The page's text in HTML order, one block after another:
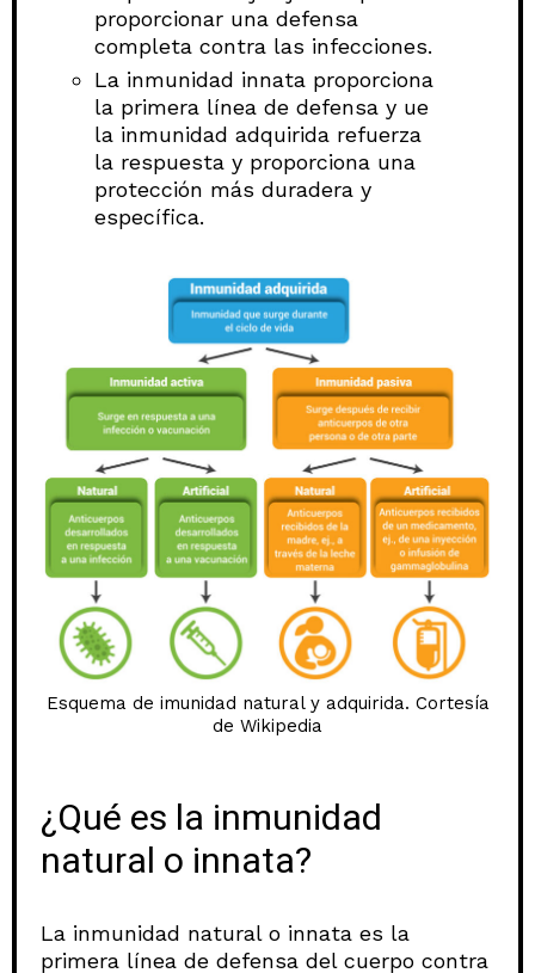
proporcionar una defensa
completa contra las infecciones.
La inmunidad innata proporciona
la primera línea de defensa y ue
la inmunidad adquirida refuerza
la respuesta y proporciona una
protección más duradera y
específica.
Esquema de imunidad natural y adquirida. Cortesía
de Wikipedia
¿Qué es la inmunidad
natural o innata?
La inmunidad natural o innata es la
primera línea de defensa del cuerpo contra